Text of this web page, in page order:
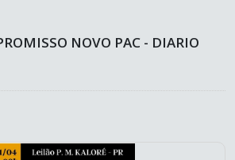
NOVO PAC - DIARIO